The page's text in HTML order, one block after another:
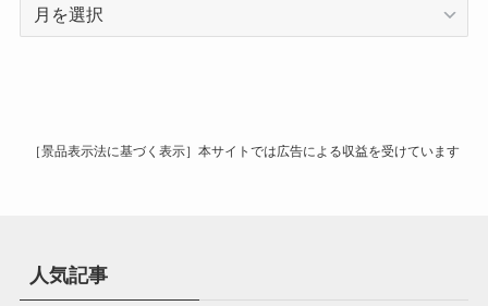
［景品表示法に基づく表示］本サイトでは広告による収益を受けています
人気記事